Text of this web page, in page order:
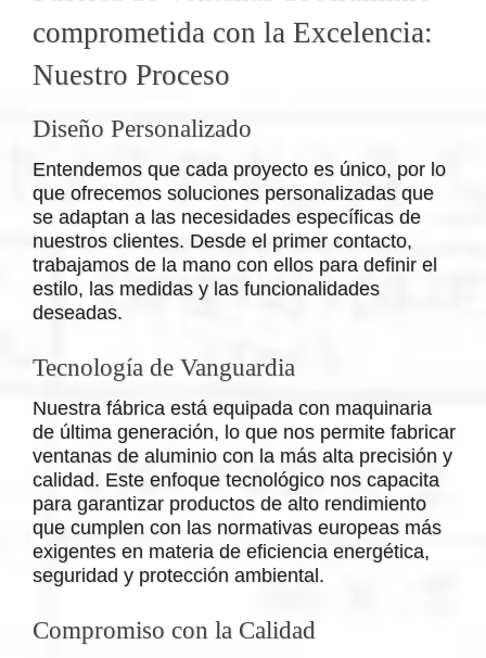
comprometida con la Excelencia:
Nuestro Proceso
Diseño Personalizado
Entendemos que cada proyecto es único, por lo
que ofrecemos soluciones personalizadas que
se adaptan a las necesidades específicas de
nuestros clientes. Desde el primer contacto,
trabajamos de la mano con ellos para definir el
estilo, las medidas y las funcionalidades
deseadas.
Tecnología de Vanguardia
Nuestra fábrica está equipada con maquinaria
de última generación, lo que nos permite fabricar
ventanas de aluminio con la más alta precisión y
calidad. Este enfoque tecnológico nos capacita
para garantizar productos de alto rendimiento
que cumplen con las normativas europeas más
exigentes en materia de eficiencia energética,
seguridad y protección ambiental.
Compromiso con la Calidad